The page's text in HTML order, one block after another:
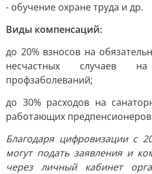
- обучение охране труда и др.
Виды компенсаций:
до 20% взносов на
несчастных случаев
профзаболеваний;
до 30% расходов на
работающих
Благодаря цифровизации с
могут подать заявления и
через личный кабинет